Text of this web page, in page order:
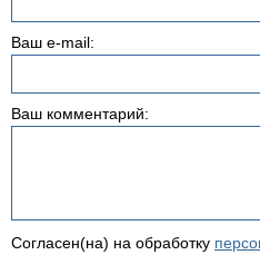
Ваш e-mail:
Ваш комментарий:
Согласен(на) на обработку